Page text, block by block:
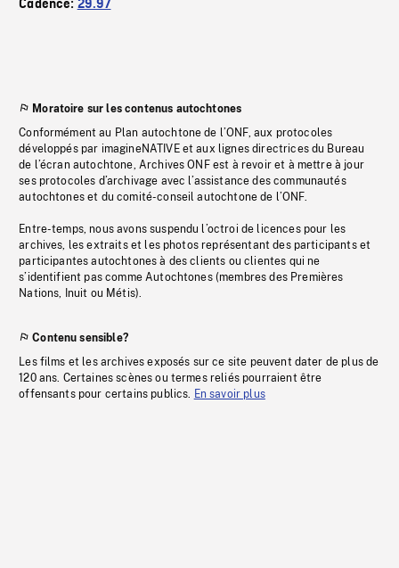
Cadence: 29.97
Moratoire sur les contenus autochtones
Conformément au Plan autochtone de l’ONF, aux protocoles
développés par imagineNATIVE et aux lignes directrices du Bureau
de l’écran autochtone, Archives ONF est à revoir et à mettre à jour
ses protocoles d’archivage avec l’assistance des communautés
autochtones et du comité-conseil autochtone de l’ONF.
Entre-temps, nous avons suspendu l’octroi de licences pour les
archives, les extraits et les photos représentant des participants et
participantes autochtones à des clients ou clientes qui ne
s’identifient pas comme Autochtones (membres des Premières
Nations, Inuit ou Métis).
Contenu sensible?
Les films et les archives exposés sur ce site peuvent dater de plus de
120 ans. Certaines scènes ou termes reliés pourraient être
offensants pour certains publics. En savoir plus